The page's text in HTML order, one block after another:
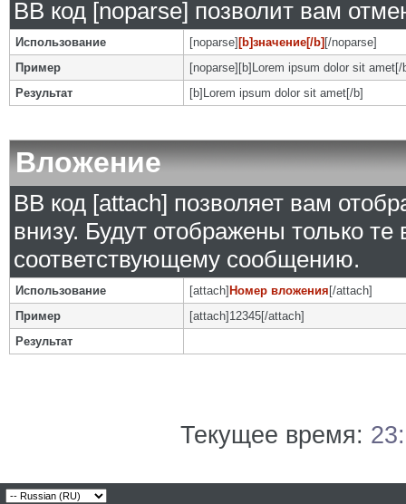
BB код [noparse] позволит вам
Использование [noparse] [b]значение[/b] [/noparse]
Пример
[noparse][b]Lorem ipsum dolor sit amet[/
Результат
[b]Lorem ipsum dolor sit amet[/b]
Вложение
BB код [attach] позволяет вам
внизу. Будут отображены только
соответствующему сообщению.
Использование [attach] Номер вложения [/attach]
Пример
[attach]12345[/attach]
Результат
Текущее время: